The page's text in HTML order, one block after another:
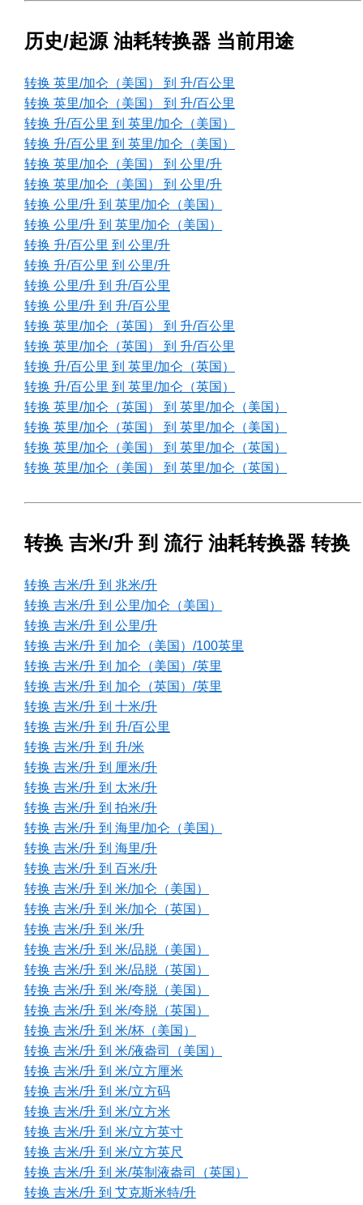
历史/起源 油耗转换器 当前用途
转换 英里/加仑（美国） 到 升/百公里
转换 英里/加仑（美国） 到 升/百公里
转换 升/百公里 到 英里/加仑（美国）
转换 升/百公里 到 英里/加仑（美国）
转换 英里/加仑（美国） 到 公里/升
转换 英里/加仑（美国） 到 公里/升
转换 公里/升 到 英里/加仑（美国）
转换 公里/升 到 英里/加仑（美国）
转换 升/百公里 到 公里/升
转换 升/百公里 到 公里/升
转换 公里/升 到 升/百公里
转换 公里/升 到 升/百公里
转换 英里/加仑（英国） 到 升/百公里
转换 英里/加仑（英国） 到 升/百公里
转换 升/百公里 到 英里/加仑（英国）
转换 升/百公里 到 英里/加仑（英国）
转换 英里/加仑（英国） 到 英里/加仑（美国）
转换 英里/加仑（英国） 到 英里/加仑（美国）
转换 英里/加仑（美国） 到 英里/加仑（英国）
转换 英里/加仑（美国） 到 英里/加仑（英国）
转换 吉米/升 到 流行 油耗转换器 转换
转换 吉米/升 到 兆米/升
转换 吉米/升 到 公里/加仑（美国）
转换 吉米/升 到 公里/升
转换 吉米/升 到 加仑（美国）/100英里
转换 吉米/升 到 加仑（美国）/英里
转换 吉米/升 到 加仑（英国）/英里
转换 吉米/升 到 十米/升
转换 吉米/升 到 升/百公里
转换 吉米/升 到 升/米
转换 吉米/升 到 厘米/升
转换 吉米/升 到 太米/升
转换 吉米/升 到 拍米/升
转换 吉米/升 到 海里/加仑（美国）
转换 吉米/升 到 海里/升
转换 吉米/升 到 百米/升
转换 吉米/升 到 米/加仑（美国）
转换 吉米/升 到 米/加仑（英国）
转换 吉米/升 到 米/升
转换 吉米/升 到 米/品脱（美国）
转换 吉米/升 到 米/品脱（英国）
转换 吉米/升 到 米/夸脱（美国）
转换 吉米/升 到 米/夸脱（英国）
转换 吉米/升 到 米/杯（美国）
转换 吉米/升 到 米/液盎司（美国）
转换 吉米/升 到 米/立方厘米
转换 吉米/升 到 米/立方码
转换 吉米/升 到 米/立方米
转换 吉米/升 到 米/立方英寸
转换 吉米/升 到 米/立方英尺
转换 吉米/升 到 米/英制液盎司（英国）
转换 吉米/升 到 艾克斯米特/升